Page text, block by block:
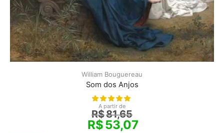
William Bouguereau
Som dos Anjos
A partir de
R$81,65
R$53,07